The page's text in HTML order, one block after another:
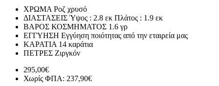
ΧΡΩΜΑ Ροζ χρυσό
ΔΙΑΣΤΑΣΕΙΣ Ύψος : 2.8 εκ Πλάτος : 1.9 εκ
ΒΑΡΟΣ ΚΟΣΜΗΜΑΤΟΣ 1.6 γρ
ΕΓΓΥΗΣΗ Εγγύηση ποιότητας από την εταιρεία μας
ΚΑΡΑΤΙΑ 14 καράτια
ΠΕΤΡΕΣ Ζιργκόν
295,00€
Χωρίς ΦΠΑ: 237,90€